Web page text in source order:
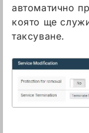
автоматично
която ще
таксуване.